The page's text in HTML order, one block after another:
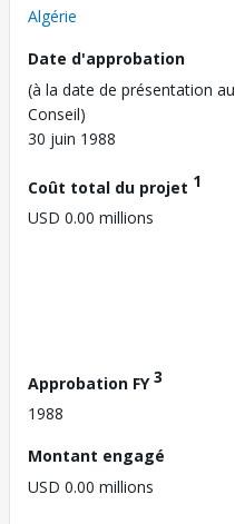
Algérie
Date d'approbation
(à la date de présentation au
Conseil)
30 juin 1988
Coût total du projet 1
USD 0.00 millions
Approbation FY3
1988
Montant engagé
USD 0.00 millions